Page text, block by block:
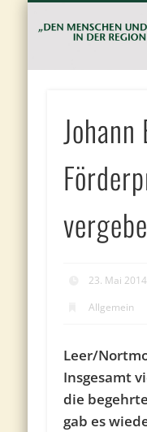
23. Mai 2014
Allgemein
Leer/
Insgesamt
die
gab es